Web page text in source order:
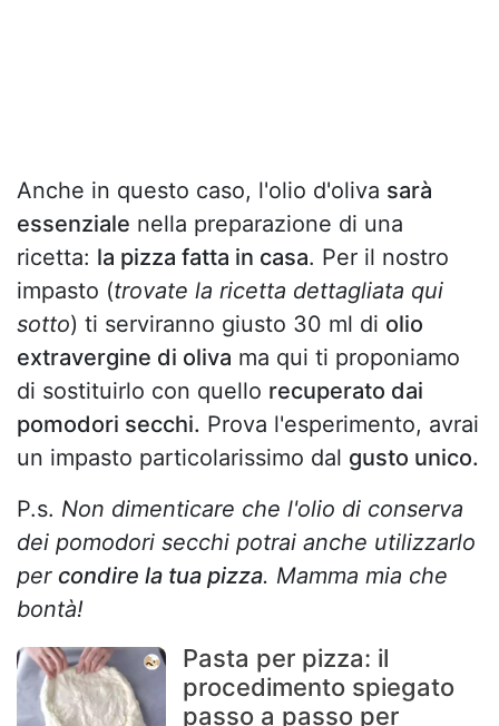
Anche in questo caso, l'olio d'oliva sarà
essenziale nella preparazione di una
ricetta: la pizza fatta in casa. Per il nostro
impasto (trovate la ricetta dettagliata qui
sotto) ti serviranno giusto 30 ml di olio
extravergine di oliva ma qui ti proponiamo
di sostituirlo con quello recuperato dai
pomodori secchi. Prova l'esperimento, avrai
un impasto particolarissimo dal gusto unico.
P.s. Non dimenticare che l'olio di conserva
dei pomodori secchi potrai anche utilizzarlo
per condire la tua pizza. Mamma mia che
bontà!
Pasta per pizza: il
procedimento spiegato
passo a passo per